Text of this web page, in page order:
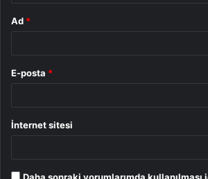
Ad *
E-posta *
İnternet sitesi